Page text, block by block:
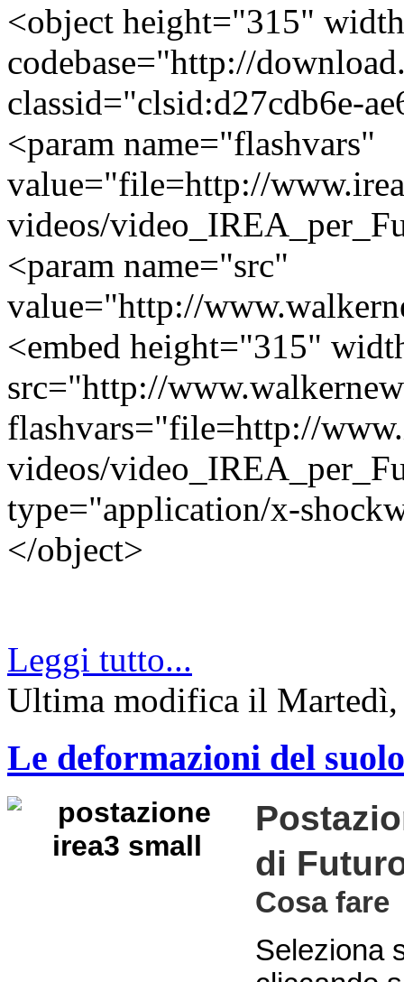
<object height="315"
codebase="http://
classid="clsid:d27cdb6e-
<param name="flashvars"
value="file=http://
videos/
<param name="src"
value="http://
<embed height="315"
src="http://
flashvars="file=http://
videos/
type="application/x-
</object>
Leggi tutto...
Ultima modifica il
Le deformazioni del
di
Cosa fare
Seleziona